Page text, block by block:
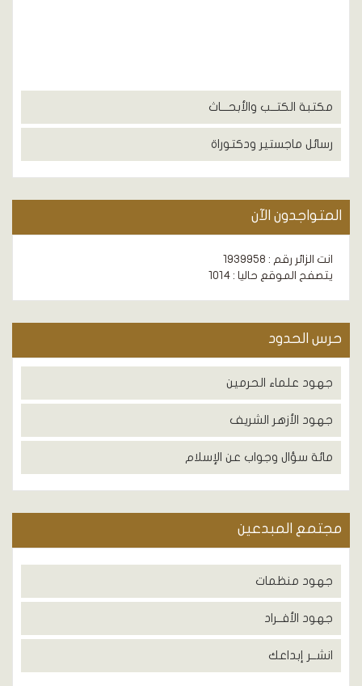
مكتبة الكتــب والأبحـــاث
رسائل ماجستير ودكتوراة
المتواجدون الآن
انت الزائر رقم : 1939958
يتصفح الموقع حاليا : 1014
حرس الحدود
جهود علماء الحرمين
جهود الأزهر الشريف
مائة سؤال وجواب عن الإسلام
مجتمع المبدعين
جهود منظمات
جهود الأفــراد
انشــر إبداعك